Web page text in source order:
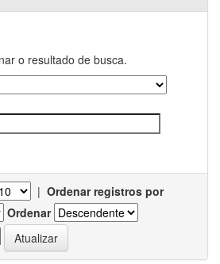
o resultado de busca.
| Ordenar registros por
Ordenar